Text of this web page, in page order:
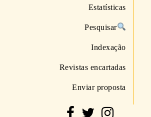
Estatísticas
Pesquisar
Indexação
Revistas encartadas
Enviar proposta